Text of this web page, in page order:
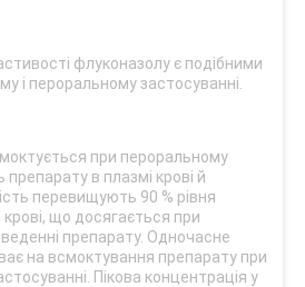
флуконазолу є подібними
і пероральному застосуванні.
при пероральному
препарату в плазмі крові й
перевищують 90 % рівня
що досягається при
препарату. Одночасне
на всмоктування препарату при
Пікова концентрація у